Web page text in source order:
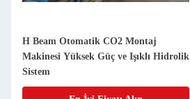
H Beam Otomatik CO2 Montaj
Makinesi Yüksek Güç ve Işıklı Hidrolik
Sistem